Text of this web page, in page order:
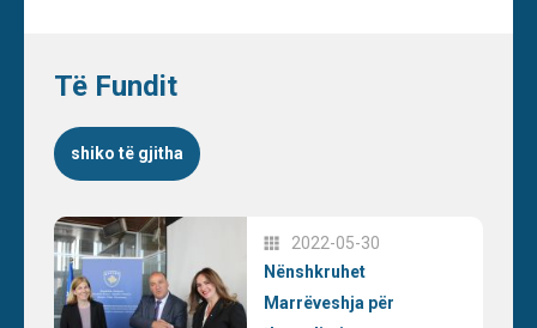
Të Fundit
shiko të gjitha
2022-05-30
Nënshkruhet
Marrëveshja për